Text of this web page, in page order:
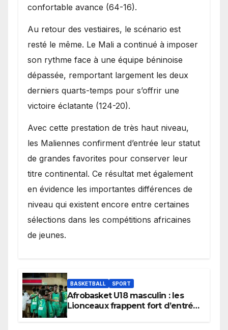
confortable avance (64-16).
Au retour des vestiaires, le scénario est
resté le même. Le Mali a continué à imposer
son rythme face à une équipe béninoise
dépassée, remportant largement les deux
derniers quarts-temps pour s’offrir une
victoire éclatante (124-20).
Avec cette prestation de très haut niveau,
les Maliennes confirment d’entrée leur statut
de grandes favorites pour conserver leur
titre continental. Ce résultat met également
en évidence les importantes différences de
niveau qui existent encore entre certaines
sélections dans les compétitions africaines
de jeunes.
BASKETBALL SPORT
Afrobasket U18 masculin : les
Lionceaux frappent fort d’entrée